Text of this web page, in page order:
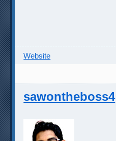
Website
sawontheboss4